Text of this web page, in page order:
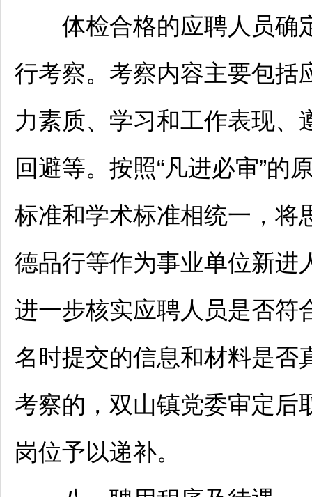
体检合格的应聘人员确
行考察。考察内容主要包括
力素质、学习和工作表现、
回避等。按照“凡进必审”的
标准和学术标准相统一，将
德品行等作为事业单位新进
进一步核实应聘人员是否符
名时提交的信息和材料是否
考察的，双山镇党委审定后
岗位予以递补。